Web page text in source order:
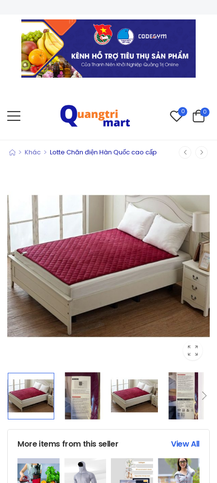
0 0
> Khác > Lotte Chăn điện Hàn Quốc cao cấp
More items from this seller View All